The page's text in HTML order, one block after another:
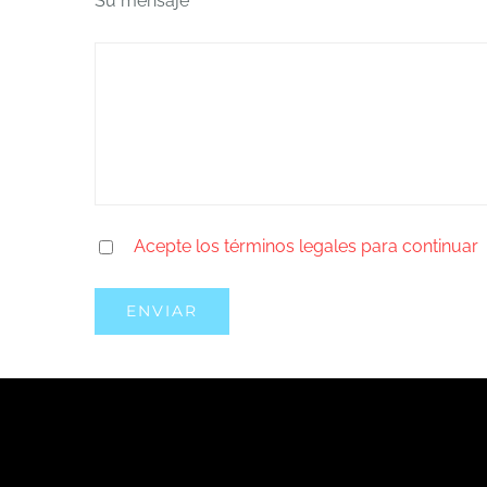
Acepte los términos legales para continuar